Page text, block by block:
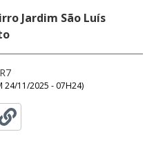
Jardim São Luís
24/11/2025 - 07H24)